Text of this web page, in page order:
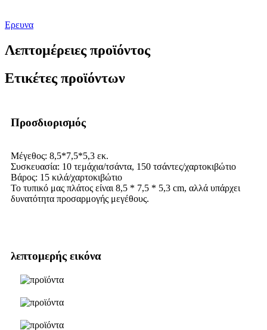
Ερευνα
Λεπτομέρειες προϊόντος
Ετικέτες προϊόντων
Προσδιορισμός
Μέγεθος: 8,5*7,5*5,3 εκ.
Συσκευασία: 10 τεμάχια/τσάντα, 150 τσάντες/χαρτοκιβώτιο
Βάρος: 15 κιλά/χαρτοκιβώτιο
Το τυπικό μας πλάτος είναι 8,5 * 7,5 * 5,3 cm, αλλά υπάρχει
δυνατότητα προσαρμογής μεγέθους.
λεπτομερής εικόνα